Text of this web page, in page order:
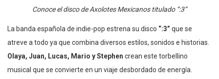
Conoce el disco de Axolotes Mexicanos titulado “:3”
La banda española de indie-pop estrena su disco “:3” que se
atreve a todo ya que combina diversos estilos, sonidos e historias.
Olaya, Juan, Lucas, Mario y Stephen crean este torbellino
musical que se convierte en un viaje desbordado de energía.